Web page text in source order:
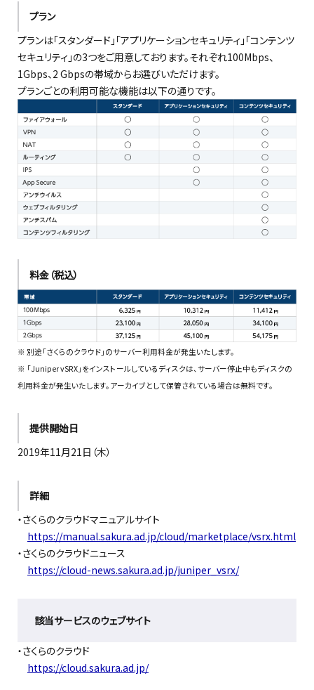
プラン
プランは「スタンダード」「アプリケーションセキュリティ」「コンテンツ
セキュリティ」の3つをご用意しております。それぞれ100Mbps、
1Gbps、2 Gbpsの帯域からお選びいただけます。
プランごとの利用可能な機能は以下の通りです。
料金（税込）
※ 別途「さくらのクラウド」のサーバー利用料金が発生いたします。
※ 「Juniper vSRX」をインストールしているディスクは、サーバー停止中もディスクの
利用料金が発生いたします。アーカイブとして保管されている場合は無料です。
提供開始日
2019年11月21日（木）
詳細
・さくらのクラウドマニュアルサイト
https://manual.sakura.ad.jp/cloud/marketplace/vsrx.html
・さくらのクラウドニュース
https://cloud-news.sakura.ad.jp/juniper_vsrx/
該当サービスのウェブサイト
・さくらのクラウド
https://cloud.sakura.ad.jp/